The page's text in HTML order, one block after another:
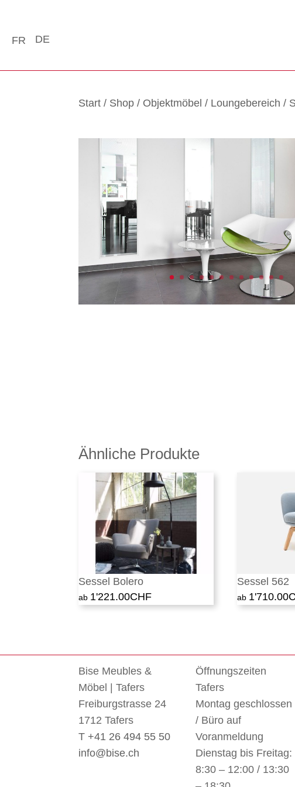
FR DE
Start / Shop / Objektmöbel / Loungebereich /
Ähnliche Produkte
Sessel Bolero
1'221.00CHF
Sessel 562
1'710.00
Bise Meubles &
Möbel | Tafers
Freiburgstrasse 24
1712 Tafers
T +41 26 494 55 50
info@bise.ch
Öffnungszeiten
Tafers
Montag geschlossen
/ Büro auf
Voranmeldung
Dienstag bis Freitag:
8:30 – 12:00 / 13:30